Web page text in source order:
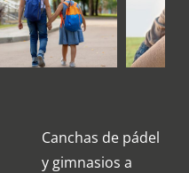
Canchas de pádel
y gimnasios a